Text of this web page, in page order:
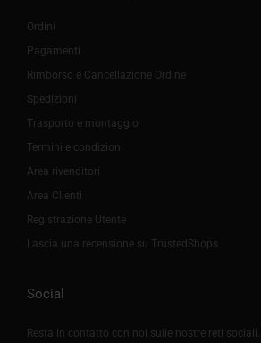
Ordini
Pagamenti
Rimborso e Cancellazione Ordine
Spedizioni
Trasporto e montaggio
Termini e condizioni
Area rivenditori
Area Clienti
Registrazione Utente
Lascia una recensione su TrustedShops
Social
Resta in contatto con noi sulle nostre reti sociali.